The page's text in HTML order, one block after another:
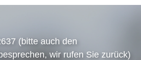
(bitte auch den
wir rufen Sie zurück)